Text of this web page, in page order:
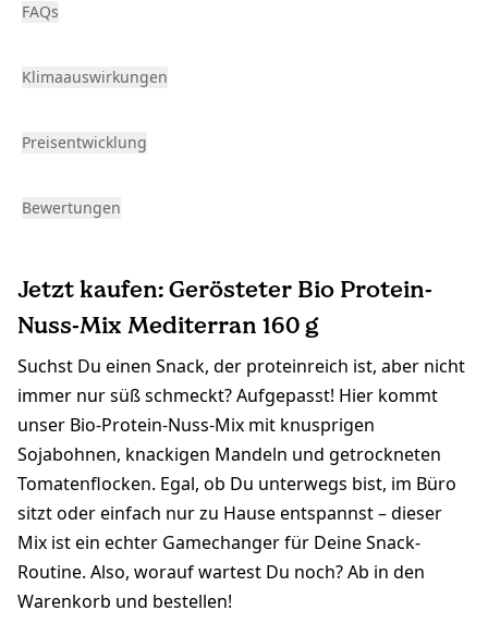
FAQs
Klimaauswirkungen
Preisentwicklung
Bewertungen
Jetzt kaufen: Gerösteter Bio Protein-
Nuss-Mix Mediterran 160 g
Suchst Du einen Snack, der proteinreich ist, aber nicht
immer nur süß schmeckt? Aufgepasst! Hier kommt
unser Bio-Protein-Nuss-Mix mit knusprigen
Sojabohnen, knackigen Mandeln und getrockneten
Tomatenflocken. Egal, ob Du unterwegs bist, im Büro
sitzt oder einfach nur zu Hause entspannst – dieser
Mix ist ein echter Gamechanger für Deine Snack-
Routine. Also, worauf wartest Du noch? Ab in den
Warenkorb und bestellen!